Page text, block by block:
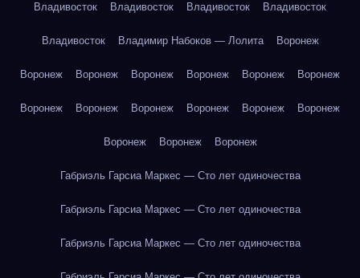
Владивосток Владивосток Владивосток Владивосток
Владивосток Владимир Набоков — Лолита Воронеж
Воронеж Воронеж Воронеж Воронеж Воронеж Воронеж
Воронеж Воронеж Воронеж Воронеж Воронеж Воронеж
Воронеж Воронеж Воронеж
Габриэль Гарсиа Маркес — Сто лет одиночества
Габриэль Гарсиа Маркес — Сто лет одиночества
Габриэль Гарсиа Маркес — Сто лет одиночества